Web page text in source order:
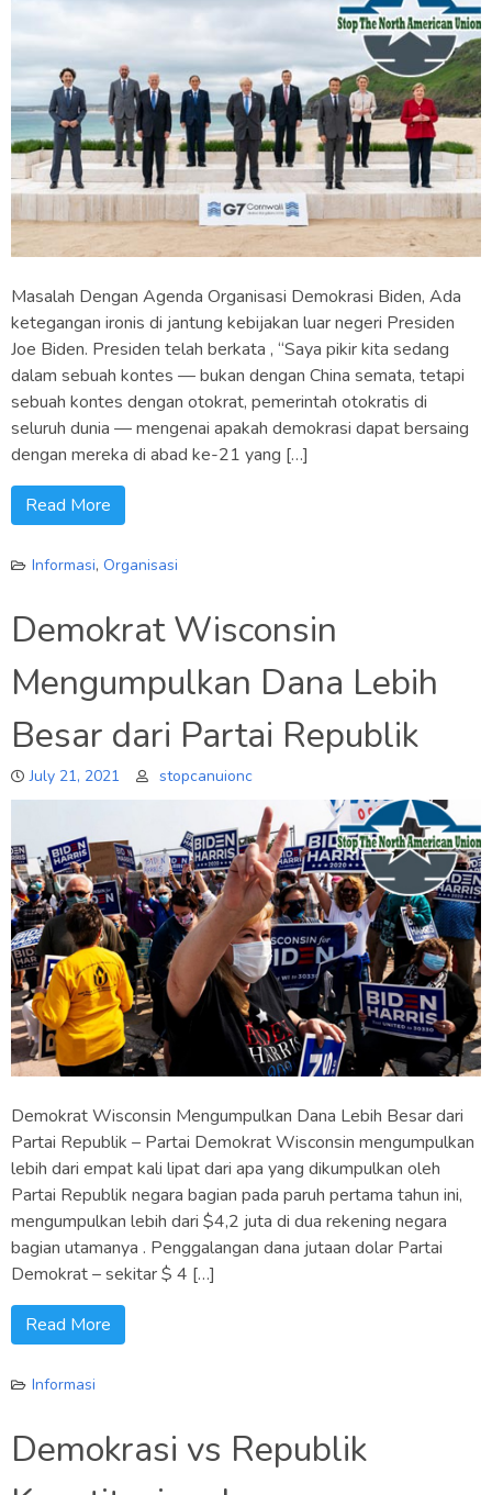
Masalah Dengan Agenda Organisasi Demokrasi Biden, Ada
ketegangan ironis di jantung kebijakan luar negeri Presiden
Joe Biden. Presiden telah berkata , “Saya pikir kita sedang
dalam sebuah kontes — bukan dengan China semata, tetapi
sebuah kontes dengan otokrat, pemerintah otokratis di
seluruh dunia — mengenai apakah demokrasi dapat bersaing
dengan mereka di abad ke-21 yang […]
Read More
Informasi, Organisasi
Demokrat Wisconsin
Mengumpulkan Dana Lebih
Besar dari Partai Republik
July 21, 2021 stopcanuionc
Demokrat Wisconsin Mengumpulkan Dana Lebih Besar dari
Partai Republik – Partai Demokrat Wisconsin mengumpulkan
lebih dari empat kali lipat dari apa yang dikumpulkan oleh
Partai Republik negara bagian pada paruh pertama tahun ini,
mengumpulkan lebih dari $4,2 juta di dua rekening negara
bagian utamanya . Penggalangan dana jutaan dolar Partai
Demokrat – sekitar $ 4 […]
Read More
Informasi
Demokrasi vs Republik